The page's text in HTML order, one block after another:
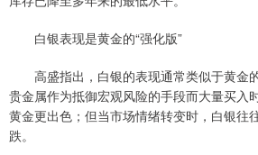
白银表现是黄金的“强化版”
高盛指出，白银的表现通常类似于黄金
贵金属作为抵御宏观风险的手段而大量买入
黄金更出色；但当市场情绪转变时，白银往
跌。